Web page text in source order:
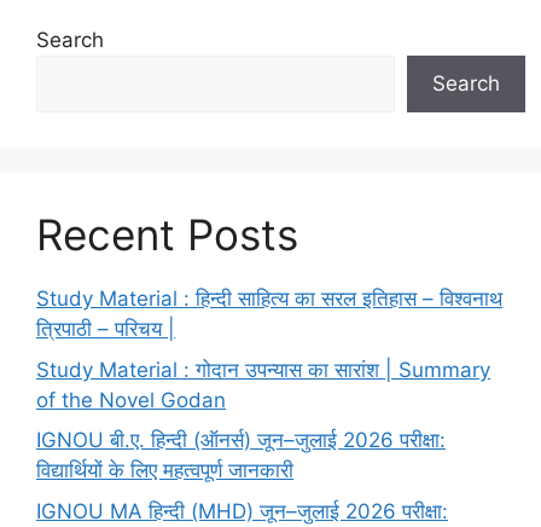
Search
Search
Recent Posts
Study Material : हिन्दी साहित्य का सरल इतिहास – विश्वनाथ
त्रिपाठी – परिचय |
Study Material : गोदान उपन्यास का सारांश | Summary
of the Novel Godan
IGNOU बी.ए. हिन्दी (ऑनर्स) जून–जुलाई 2026 परीक्षा:
विद्यार्थियों के लिए महत्वपूर्ण जानकारी
IGNOU MA हिन्दी (MHD) जून–जुलाई 2026 परीक्षा: